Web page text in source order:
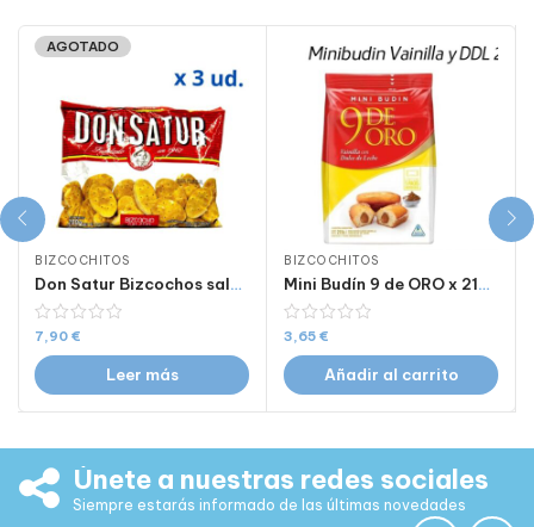
AGOTADO
BIZCOCHITOS
Don Satur Bizcochos salados 200 gr x 3 ud.
7,90 €
Leer más
BIZCOCHITOS
Mini Budín 9 de ORO x 215 Gr.
3,65 €
Añadir al carrito
Únete a nuestras redes sociales
Siempre estarás informado de las últimas novedades